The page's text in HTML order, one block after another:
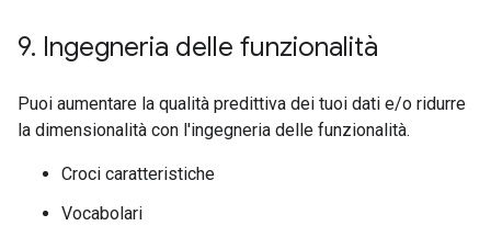
9. Ingegneria delle funzionalità
Puoi aumentare la qualità predittiva dei tuoi dati e/o ridurre
la dimensionalità con l'ingegneria delle funzionalità.
Croci caratteristiche
Vocabolari